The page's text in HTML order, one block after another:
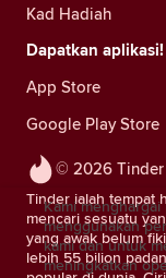
© 2026 Tinder
Tinder ialah tempat
mencari sesuatu
yang awak belum
lebih 55 bilion
Kad Hadiah
Dapatkan aplikasi!
App Store
Google Play Store
Kami
menggunakan
kami dan untuk
meningkatkan